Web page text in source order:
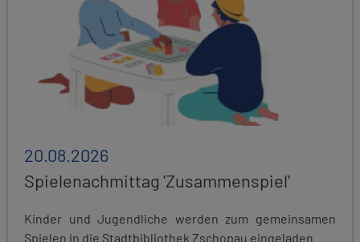
20.08.2026
Spielenachmittag 'Zusammenspiel'
Kinder und Jugendliche werden zum gemeinsamen
Spielen in die Stadtbibliothek Zschopau eingeladen...